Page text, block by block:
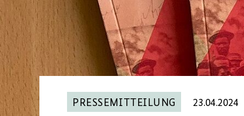
PRESSEMITTEILUNG 23.04.2024